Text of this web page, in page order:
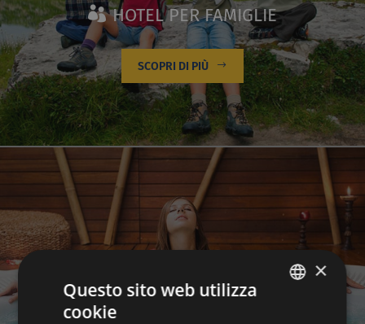
HOTEL PER FAMIGLIE
SCOPRI DI PIÙ
HOTEL BENESSERE
×
Questo sito web utilizza
cookie